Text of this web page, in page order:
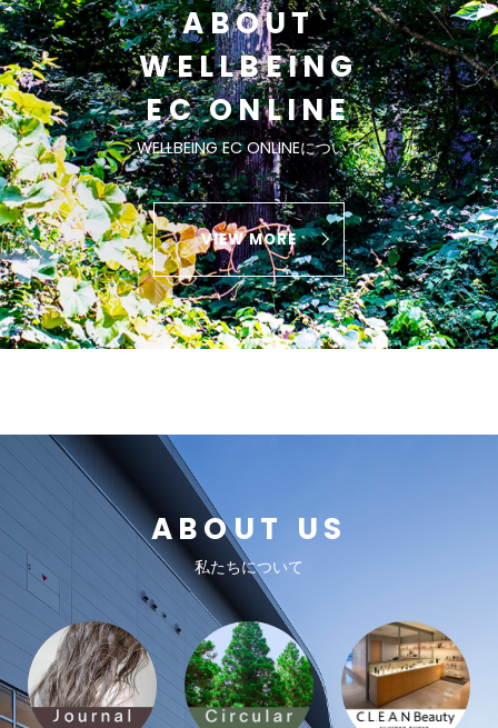
ABOUT
WELLBEING
EC ONLINE
WELLBEING EC ONLINEについて
VIEW MORE
ABOUT US
私たちについて